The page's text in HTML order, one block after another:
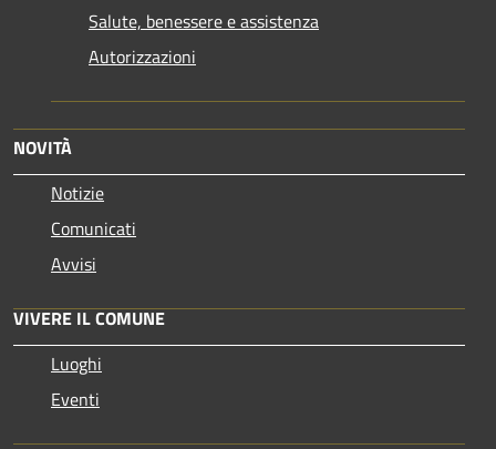
Salute, benessere e assistenza
Autorizzazioni
NOVITÀ
Notizie
Comunicati
Avvisi
VIVERE IL COMUNE
Luoghi
Eventi